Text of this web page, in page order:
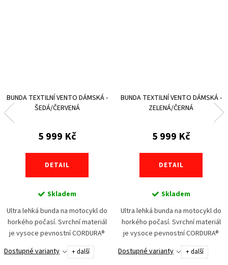
BUNDA TEXTILNÍ VENTO DÁMSKÁ -
ŠEDÁ/ČERVENÁ
5 999 Kč
DETAIL
Skladem
Ultra lehká bunda na motocykl do
horkého počasí. Svrchní materiál
je vysoce pevnostní CORDURA®
500 DUPONT s teflonovou úpravou
v kombinaci se síťovinou pro
Dostupné varianty + další
BUNDA TEXTILNÍ VENTO DÁMSKÁ -
ZELENÁ/ČERNÁ
5 999 Kč
DETAIL
Skladem
Ultra lehká bunda na motocykl do
horkého počasí. Svrchní materiál
je vysoce pevnostní CORDURA®
500 DUPONT s teflonovou úpravou
v kombinaci se síťovinou pro
Dostupné varianty + další